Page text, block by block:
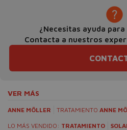
¿Necesitas ayuda
Contacta a nuestros
VER MÁS
ANNE MÖLLER TRATAMIENTO ANNE
LO MÁS VENDIDO: TRATAMIENTO